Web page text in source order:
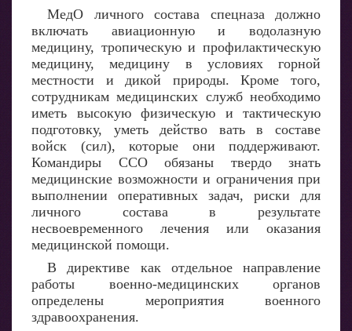
МедО личного состава спецназа должно
включать авиационную и водолазную
медицину, тропическую и профилактическую
медицину, медицину в условиях горной
местности и дикой природы. Кроме того,
сотрудникам медицинских служб необходимо
иметь высокую физическую и тактическую
подготовку, уметь действо вать в составе
войск (сил), которые они поддерживают.
Командиры ССО обязаны твердо знать
медицинские возможности и ограничения при
выполнении оперативных задач, риски для
личного состава в результате
несвоевременного лечения или оказания
медицинской помощи.
В директиве как отдельное направление
работы военно-медицинских органов
определены мероприятия военного
здравоохранения.